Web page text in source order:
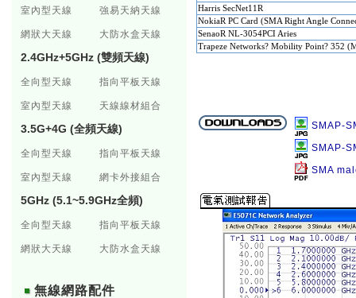
室內型天線 強易天納天線
網狀大天線 大防水盒天線
2.4GHz+5GHz (雙頻天線)
全向型天線 指向平板天線
室內型天線 天線線材組合
3.5G+4G (全頻天線)
全向型天線 指向平板天線
室內型天線 網卡外接組合
5GHz (5.1~5.9GHz全頻)
全向型天線 指向平板天線
網狀大天線 大防水盒天線
無線網路配件
Harris SecNet11R
NokiaR PC Card (SMA Right Angle
SenaoR NL-3054PCI Aries
Trapeze Networks? Mobility Point? 352
SMAP-
SMAP-
SMA